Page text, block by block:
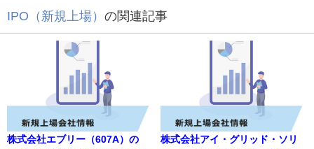
IPO（新規上場） の関連記事
株式会社エブリー（607A）の
株式会社アイ・グリッド・ソリ